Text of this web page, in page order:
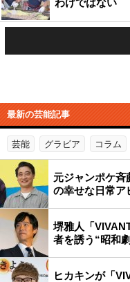
わけではない
最新の芸能記事
芸能 グラビア コラム
元ジャンポケ斉
の幸せな日常ア
堺雅人「
者を誘う“昭和
ヒカキンが「